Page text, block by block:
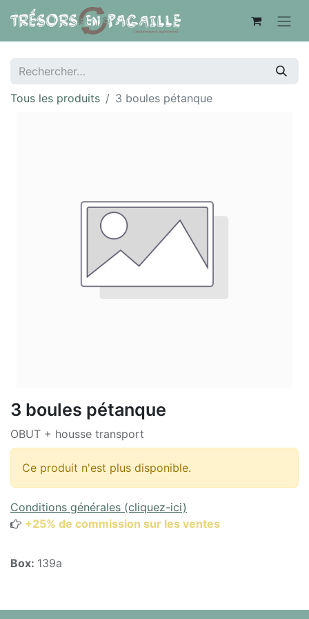
Tous les produits 3 boules pétanque
3 boules pétanque
OBUT + housse transport
Ce produit n'est plus disponible.
Conditions générales (cliquez-ici)
+25% de commission sur les ventes
Box: 139a